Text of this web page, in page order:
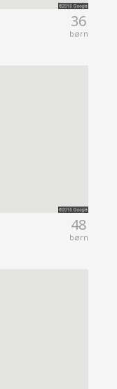
36
børn
48
børn